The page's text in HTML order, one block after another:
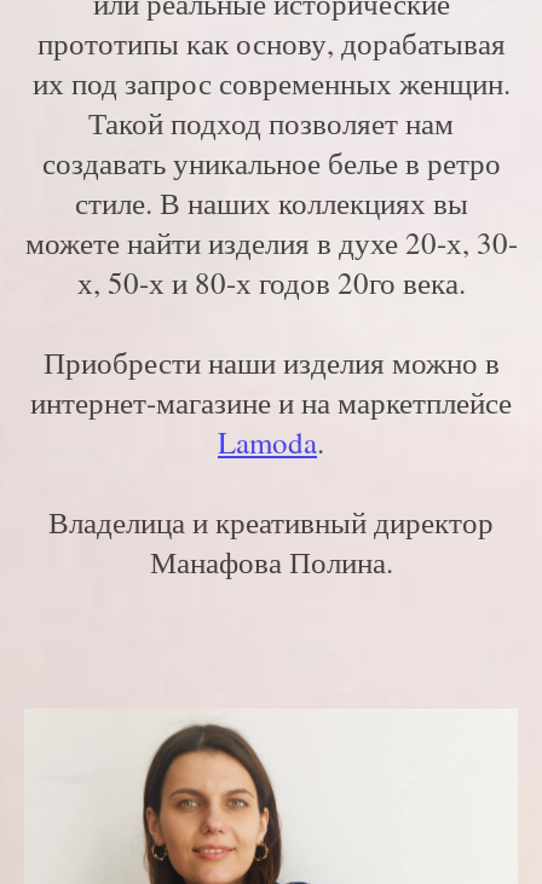
прототипы как основу, дорабатывая
их под запрос современных женщин.
Такой подход позволяет нам
создавать уникальное белье в ретро
стиле. В наших коллекциях вы
можете найти изделия в духе 20-х, 30-
х, 50-х и 80-х годов 20го века.
Приобрести наши изделия можно в
интернет-магазине и на маркетплейсе
Lamoda.
Владелица и креативный директор
Манафова Полина.